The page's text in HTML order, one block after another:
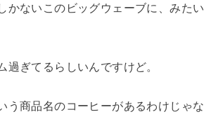
かないこのビッグウェーブに、みた
過ぎてるらしいんですけど。
う商品名のコーヒーがあるわけじゃ